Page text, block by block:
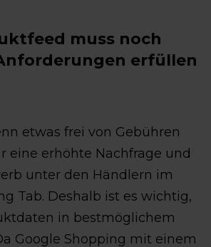
muss noch
erfüllen
etwas frei von Gebühren
eine erhöhte Nachfrage und
unter den Händlern im
Tab. Deshalb ist es wichtig,
in bestmöglichem
Google Shopping mit einem